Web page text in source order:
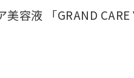
容液 「GRAND CARE